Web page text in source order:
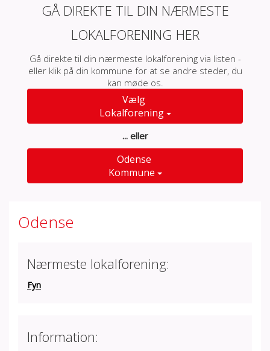
GÅ DIREKTE TIL DIN NÆRMESTE
LOKALFORENING HER
Gå direkte til din nærmeste lokalforening via listen -
eller klik på din kommune for at se andre steder, du
kan møde os.
Vælg
Lokalforening
... eller
Odense
Kommune
Odense
Nærmeste lokalforening:
Fyn
Information: